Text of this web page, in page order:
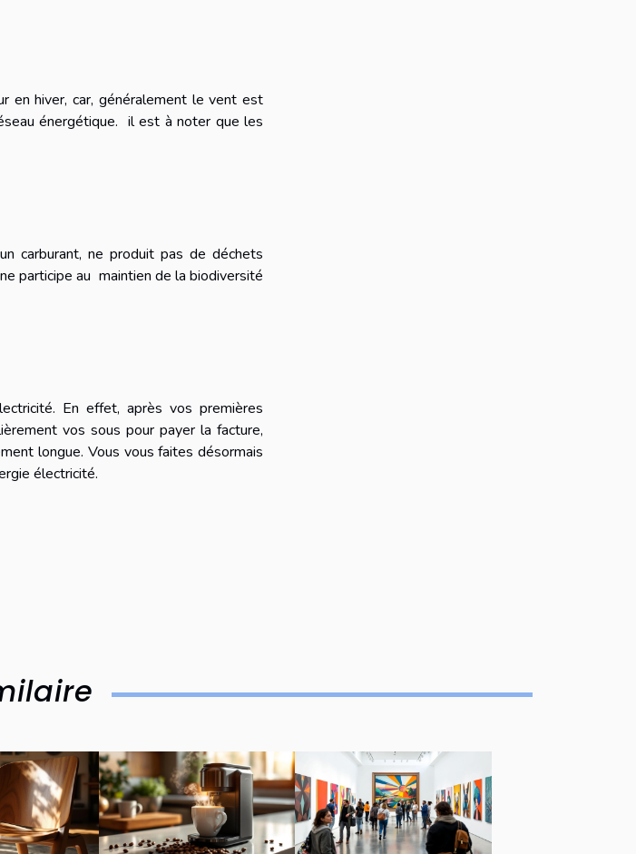
en hiver, car, généralement le vent est
énergétique. il est à noter que les
carburant, ne produit pas de déchets
participe au maintien de la biodiversité
En effet, après vos premières
vos sous pour payer la facture,
longue. Vous vous faites désormais
électricité.